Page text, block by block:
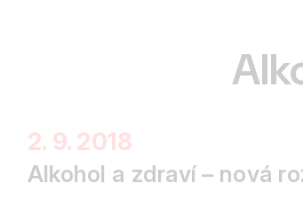
2. 9. 2018
Alkohol a zdraví – nová